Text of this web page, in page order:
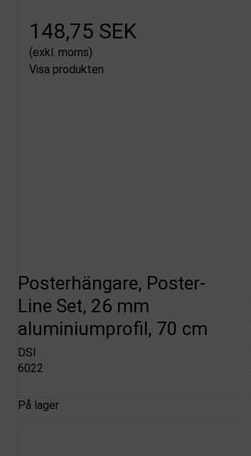
148,75 SEK
(exkl. moms)
Visa produkten
Posterhängare, Poster-
Line Set, 26 mm
aluminiumprofil, 70 cm
DSI
6022
På lager